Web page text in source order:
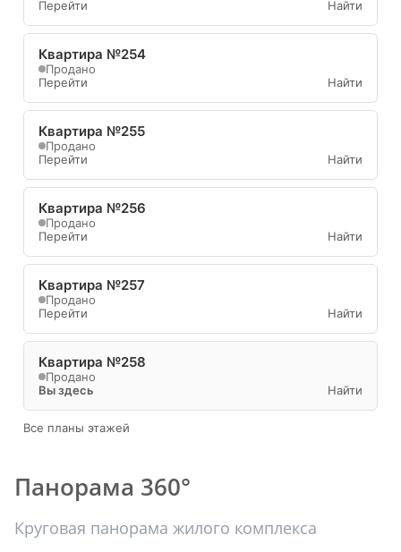
Перейти
Найти
Квартира №254
Продано
Перейти
Найти
Квартира №255
Продано
Перейти
Найти
Квартира №256
Продано
Перейти
Найти
Квартира №257
Продано
Перейти
Найти
Квартира №258
Продано
Вы здесь
Найти
Все планы этажей
Панорама 360°
Круговая панорама жилого комплекса